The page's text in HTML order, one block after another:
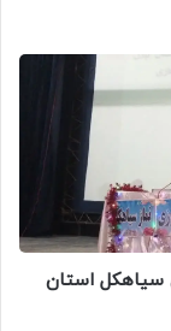
سیاهکل استان